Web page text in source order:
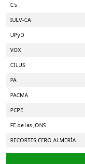
C's
IULV-CA
UPyD
VOX
CILUS
PA
PACMA
PCPE
FE de las JONS
RECORTES CERO ALMERÍA